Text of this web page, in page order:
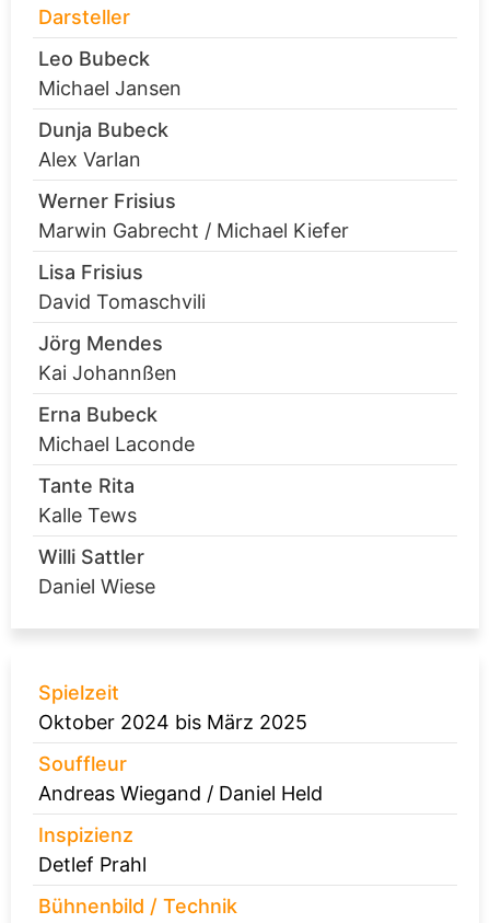
Darsteller
Leo Bubeck
Michael Jansen
Dunja Bubeck
Alex Varlan
Werner Frisius
Marwin Gabrecht / Michael Kiefer
Lisa Frisius
David Tomaschvili
Jörg Mendes
Kai Johannßen
Erna Bubeck
Michael Laconde
Tante Rita
Kalle Tews
Willi Sattler
Daniel Wiese
Spielzeit
Oktober 2024 bis März 2025
Souffleur
Andreas Wiegand / Daniel Held
Inspizienz
Detlef Prahl
Bühnenbild / Technik